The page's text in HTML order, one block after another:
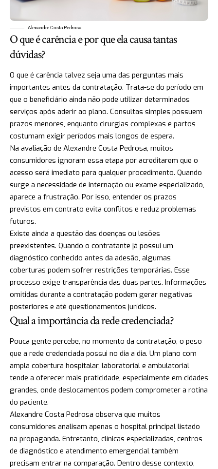
Alexandre Costa Pedrosa
O que é carência e por que ela causa tantas
dúvidas?
O que é carência talvez seja uma das perguntas mais
importantes antes da contratação. Trata-se do período em
que o beneficiário ainda não pode utilizar determinados
serviços após aderir ao plano. Consultas simples possuem
prazos menores, enquanto cirurgias complexas e partos
costumam exigir períodos mais longos de espera.
Na avaliação de Alexandre Costa Pedrosa, muitos
consumidores ignoram essa etapa por acreditarem que o
acesso será imediato para qualquer procedimento. Quando
surge a necessidade de internação ou exame especializado,
aparece a frustração. Por isso, entender os prazos
previstos em contrato evita conflitos e reduz problemas
futuros.
Existe ainda a questão das doenças ou lesões
preexistentes. Quando o contratante já possui um
diagnóstico conhecido antes da adesão, algumas
coberturas podem sofrer restrições temporárias. Esse
processo exige transparência das duas partes. Informações
omitidas durante a contratação podem gerar negativas
posteriores e até questionamentos jurídicos.
Qual a importância da rede credenciada?
Pouca gente percebe, no momento da contratação, o peso
que a rede credenciada possui no dia a dia. Um plano com
ampla cobertura hospitalar, laboratorial e ambulatorial
tende a oferecer mais praticidade, especialmente em cidades
grandes, onde deslocamentos podem comprometer a rotina
do paciente.
Alexandre Costa Pedrosa observa que muitos
consumidores analisam apenas o hospital principal listado
na propaganda. Entretanto, clínicas especializadas, centros
de diagnóstico e atendimento emergencial também
precisam entrar na comparação. Dentro desse contexto,